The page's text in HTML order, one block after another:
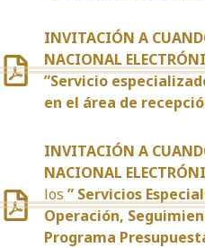
INVITACIÓN A
NACIONAL
”Servicio
en el área de
INVITACIÓN A
NACIONAL
los ” Servicios
Operación,
Programa